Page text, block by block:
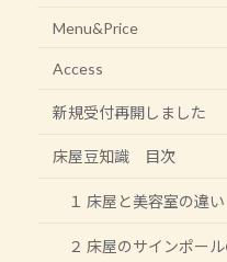
Menu&Price
Access
新規受付再開しました
床屋豆知識 目次
１ 床屋と美容室の違い
２ 床屋のサインポー